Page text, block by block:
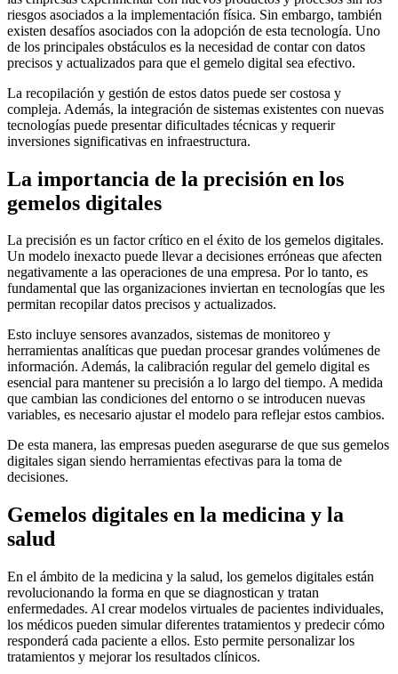
riesgos asociados a la implementación física. Sin embargo, también
existen desafíos asociados con la adopción de esta tecnología. Uno
de los principales obstáculos es la necesidad de contar con datos
precisos y actualizados para que el gemelo digital sea efectivo.
La recopilación y gestión de estos datos puede ser costosa y
compleja. Además, la integración de sistemas existentes con nuevas
tecnologías puede presentar dificultades técnicas y requerir
inversiones significativas en infraestructura.
La importancia de la precisión en los
gemelos digitales
La precisión es un factor crítico en el éxito de los gemelos digitales.
Un modelo inexacto puede llevar a decisiones erróneas que afecten
negativamente a las operaciones de una empresa. Por lo tanto, es
fundamental que las organizaciones inviertan en tecnologías que les
permitan recopilar datos precisos y actualizados.
Esto incluye sensores avanzados, sistemas de monitoreo y
herramientas analíticas que puedan procesar grandes volúmenes de
información. Además, la calibración regular del gemelo digital es
esencial para mantener su precisión a lo largo del tiempo. A medida
que cambian las condiciones del entorno o se introducen nuevas
variables, es necesario ajustar el modelo para reflejar estos cambios.
De esta manera, las empresas pueden asegurarse de que sus gemelos
digitales sigan siendo herramientas efectivas para la toma de
decisiones.
Gemelos digitales en la medicina y la
salud
En el ámbito de la medicina y la salud, los gemelos digitales están
revolucionando la forma en que se diagnostican y tratan
enfermedades. Al crear modelos virtuales de pacientes individuales,
los médicos pueden simular diferentes tratamientos y predecir cómo
responderá cada paciente a ellos. Esto permite personalizar los
tratamientos y mejorar los resultados clínicos.